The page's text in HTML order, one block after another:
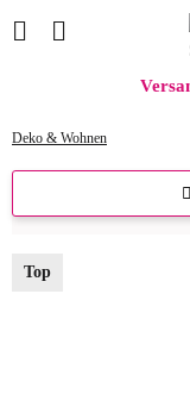
Deko & Wohnen
Top